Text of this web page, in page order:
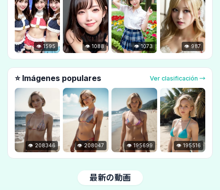
👁 1595 👁 1088 👁 1073 👁 987
⭐ Imágenes populares Ver clasificación →
👁 208346 👁 208047 👁 195699 👁 195516
最新の動画